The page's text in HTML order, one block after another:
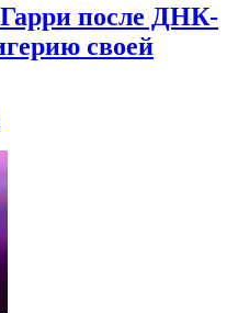
после ДНК-
своей